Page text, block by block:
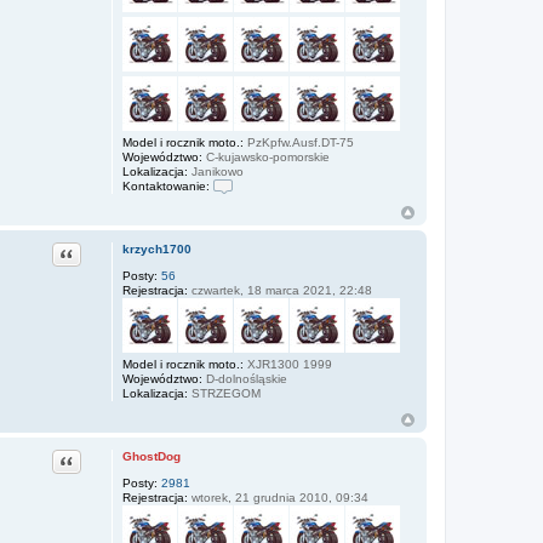
Model i rocznik moto.: PzKpfw.Ausf.DT-75
Województwo: C-kujawsko-pomorskie
Lokalizacja: Janikowo
Kontaktowanie:
o
k
t
i
ę
z
z
a
w
krzych1700
Posty: 56
Rejestracja: czwartek, 18 marca 2021, 22:48
Model i rocznik moto.: XJR1300 1999
Województwo: D-dolnośląskie
Lokalizacja: STRZEGOM
Cytuj
GhostDog
Posty: 2981
Rejestracja: wtorek, 21 grudnia 2010, 09:34
Cytuj